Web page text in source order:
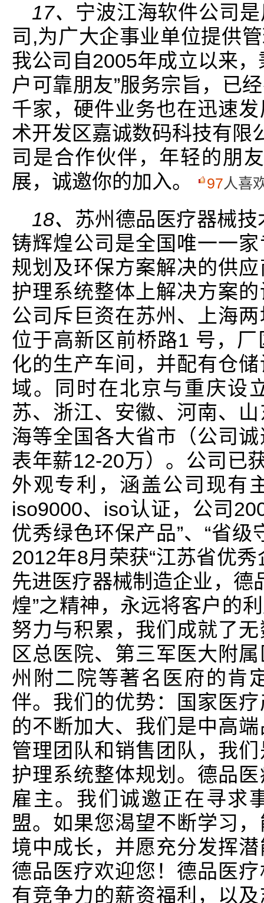
17、 宁波江海软件公司
司,为广大企事业单位提供
我公司自2005年成立以来
户可靠朋友”服务宗旨，已
千家，硬件业务也在迅速
术开发区嘉诚数码科技有限
司是合作伙伴，年轻的朋
展，诚邀你的加入。
97人喜
18、 苏州德品医疗器械
铸辉煌公司是全国唯一一
规划及环保方案解决的供
护理系统整体上解决方案
公司斥巨资在苏州、上海
位于高新区前桥路1 号，
化的生产车间，并配有仓
域。同时在北京与重庆设
苏、浙江、安徽、河南、
海等全国各大省市（公司
表年薪12-20万）。公司已
外观专利，涵盖公司现有
iso9000、iso认证，公司
优秀绿色环保产品”、“省
2012年8月荣获“江苏省优
先进医疗器械制造企业，德
煌”之精神，永远将客户的
努力与积累，我们成就了
区总医院、第三军医大附
州附二院等著名医府的肯
伴。我们的优势：国家医
的不断加大、我们是中高
管理团队和销售团队，我
护理系统整体规划。德品
雇主。我们诚邀正在寻求
盟。如果您渴望不断学习
境中成长，并愿充分发挥
德品医疗欢迎您！德品医
有竞争力的薪资福利，以